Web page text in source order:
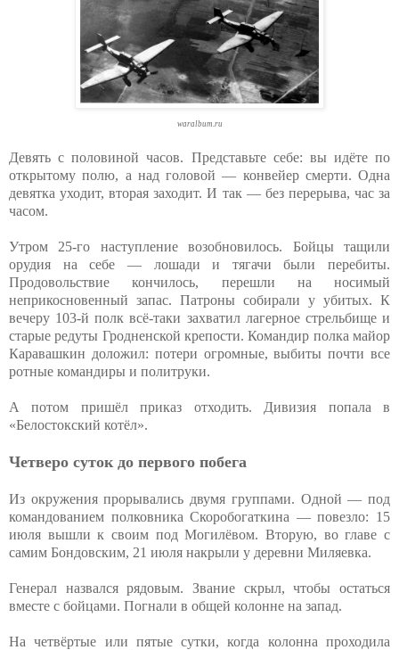
waralbum.ru
Девять с половиной часов. Представьте себе: вы идёте по
открытому полю, а над головой — конвейер смерти. Одна
девятка уходит, вторая заходит. И так — без перерыва, час за
часом.
Утром 25-го наступление возобновилось. Бойцы тащили
орудия на себе — лошади и тягачи были перебиты.
Продовольствие кончилось, перешли на носимый
неприкосновенный запас. Патроны собирали у убитых. К
вечеру 103-й полк всё-таки захватил лагерное стрельбище и
старые редуты Гродненской крепости. Командир полка майор
Каравашкин доложил: потери огромные, выбиты почти все
ротные командиры и политруки.
А потом пришёл приказ отходить. Дивизия попала в
«Белостокский котёл».
Четверо суток до первого побега
Из окружения прорывались двумя группами. Одной — под
командованием полковника Скоробогаткина — повезло: 15
июля вышли к своим под Могилёвом. Вторую, во главе с
самим Бондовским, 21 июля накрыли у деревни Миляевка.
Генерал назвался рядовым. Звание скрыл, чтобы остаться
вместе с бойцами. Погнали в общей колонне на запад.
На четвёртые или пятые сутки, когда колонна проходила